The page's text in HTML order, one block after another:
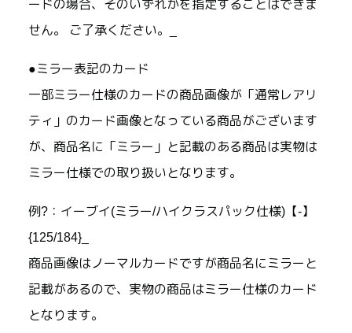
ードの場合、そのいずれかを指定することはできま
せん。 ご了承ください。_
●ミラー表記のカード
一部ミラー仕様のカードの商品画像が「通常レアリ
ティ」のカード画像となっている商品がございます
が、商品名に「ミラー」と記載のある商品は実物は
ミラー仕様での取り扱いとなります。
例?：イーブイ(ミラー/ハイクラスパック仕様)【-】
{125/184}_
商品画像はノーマルカードですが商品名にミラーと
記載があるので、実物の商品はミラー仕様のカード
となります。